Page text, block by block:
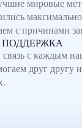
мировые
с причинами
с каждым
друг другу